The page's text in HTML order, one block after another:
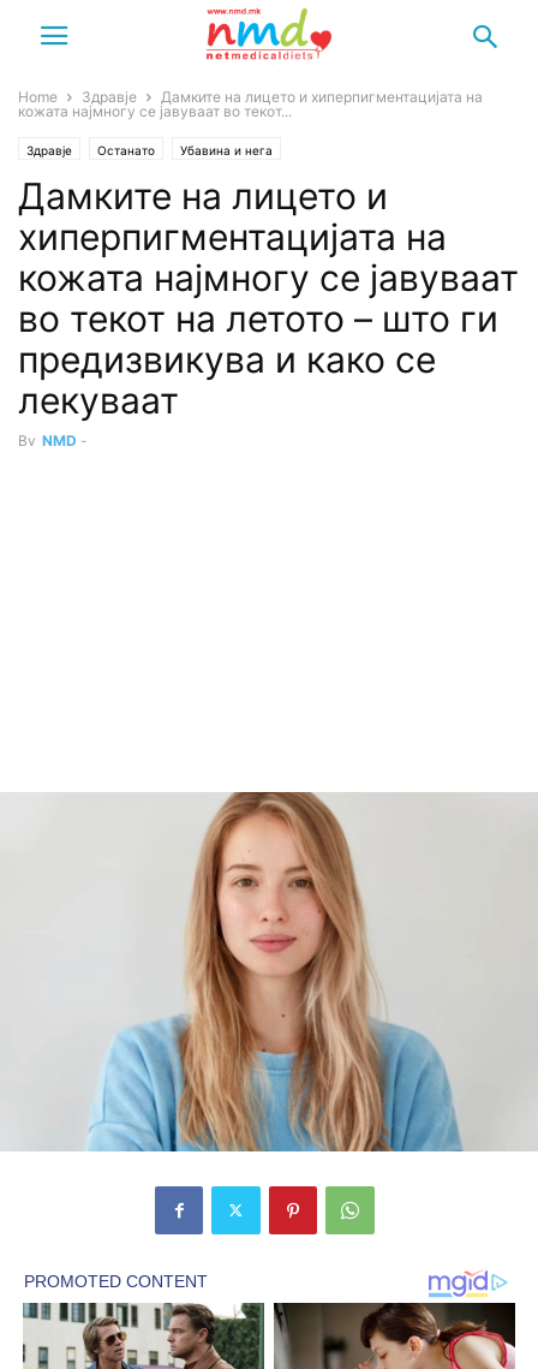
Home Здравје
Дамките на лицето и хиперпигментацијата на
кожата најмногу се јавуваат во текот...
Здравје Останато Убавина и нега
Дамките на лицето и
хиперпигментацијата на
кожата најмногу се јавуваат
во текот на летото – што ги
предизвикува и како се
лекуваат
By NMD -